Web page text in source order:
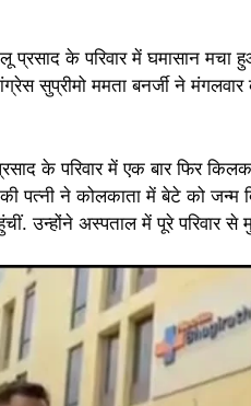
के परिवार में घमासान मचा
सुप्रीमो ममता बनर्जी ने
के परिवार में एक बार फिर
पत्नी ने कोलकाता में बेटे को जन्म
उन्होंने अस्पताल में पूरे परिवार